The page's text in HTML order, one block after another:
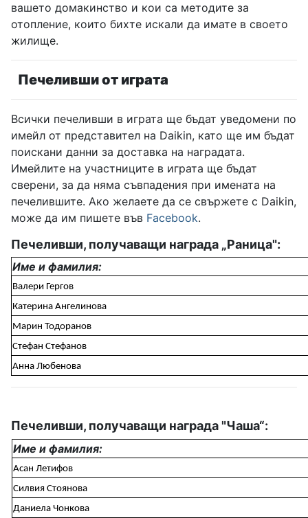
вашето домакинство и кои са методите за
отопление, които бихте искали да имате в своето
жилище.
Печеливши от играта
Всички печеливши в играта ще бъдат уведомени по
имейл от представител на Daikin, като ще им бъдат
поискани данни за доставка на наградата.
Имейлите на участниците в играта ще бъдат
сверени, за да няма съвпадения при имената на
печелившите. Ако желаете да се свържете с Daikin,
може да им пишете във Facebook.
Печеливши, получаващи награда „Раница":
Име и фамилия:
Валери Гергов
Катерина Ангелинова
Марин Тодоранов
Стефан Стефанов
Анна Любенова
Печеливши, получаващи награда "Чаша“:
Име и фамилия:
Асан Летифов
Силвия Стоянова
Даниела Чонкова